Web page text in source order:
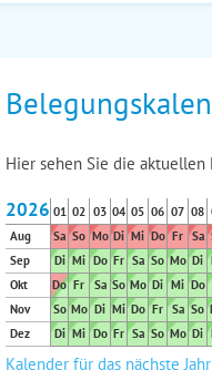
Hier sehen Sie die
2026 01 02 03 04 05 06 07 08
Aug
Sa So Mo Di Mi Do Fr Sa
Sep
Di Mi Do Fr Sa So Mo Di
Okt
Do Fr Sa So Mo Di Mi Do
Nov
So Mo Di Mi Do Fr Sa So
Dez
Di Mi Do Fr Sa So Mo Di
Kalender für das nächste